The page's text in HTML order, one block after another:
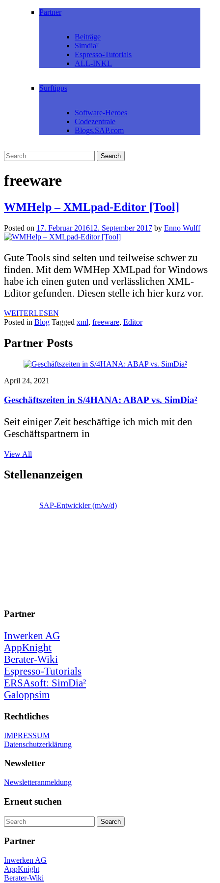
Partner
Beiträge
Simdia²
Espresso-Tutorials
ALL-INKL
Surftipps
Software-Heroes
Codezentrale
Blogs.SAP.com
freeware
WMHelp – XMLpad-Editor [Tool]
Posted on 17. Februar 201612. September 2017 by Enno Wulff
Gute Tools sind selten und teilweise schwer zu
finden. Mit dem WMHep XMLpad for Windows
habe ich einen guten und verlässlichen XML-
Editor gefunden. Diesen stelle ich hier kurz vor.
WEITERLESEN
Posted in Blog Tagged xml, freeware, Editor
Partner Posts
April 24, 2021
Geschäftszeiten in S/4HANA: ABAP vs. SimDia²
Seit einiger Zeit beschäftige ich mich mit den
Geschäftspartnern in
View All
Stellenanzeigen
SAP-Entwickler (m/w/d)
Partner
Inwerken AG
AppKnight
Berater-Wiki
Espresso-Tutorials
ERSAsoft: SimDia²
Galoppsim
Rechtliches
IMPRESSUM
Datenschutzerklärung
Newsletter
Newsletteranmeldung
Erneut suchen
Partner
Inwerken AG
AppKnight
Berater-Wiki